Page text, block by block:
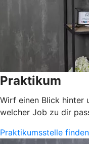
Praktikum
Wirf einen Blick hinter
welcher Job zu dir
Praktikumsstelle finden